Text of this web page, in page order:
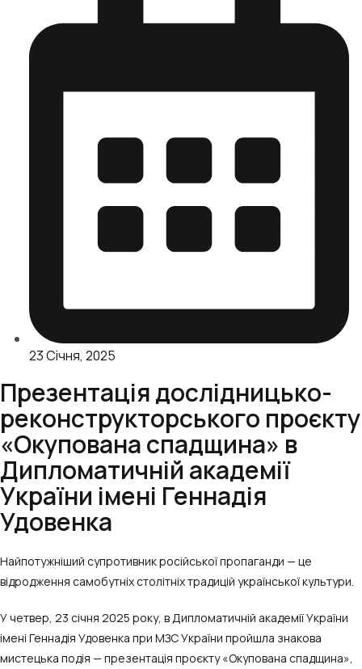
23 Січня, 2025
Презентація дослідницько-
реконструкторського проєкту
«Окупована спадщина» в
Дипломатичній академії
України імені Геннадія
Удовенка
Найпотужніший супротивник російської пропаганди — це
відродження самобутніх столітніх традицій української культури.
У четвер, 23 січня 2025 року, в Дипломатичній академії України
імені Геннадія Удовенка при МЗС України пройшла знакова
мистецька подія — презентація проєкту «Окупована спадщина»,